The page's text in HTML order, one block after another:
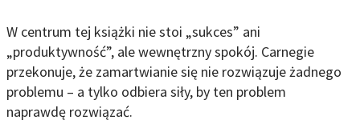
W centrum tej książki nie stoi „sukces” ani
„produktywność”, ale wewnętrzny spokój. Carnegie
przekonuje, że zamartwianie się nie rozwiązuje żadnego
problemu – a tylko odbiera siły, by ten problem
naprawdę rozwiązać.